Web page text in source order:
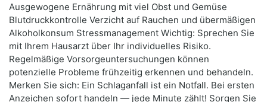
Ausgewogene Ernährung mit viel Obst und Gemüse
Blutdruckkontrolle Verzicht auf Rauchen und übermäßigen
Alkoholkonsum Stressmanagement Wichtig: Sprechen Sie
mit Ihrem Hausarzt über Ihr individuelles Risiko.
Regelmäßige Vorsorgeuntersuchungen können
potenzielle Probleme frühzeitig erkennen und behandeln.
Merken Sie sich: Ein Schlaganfall ist ein Notfall. Bei ersten
Anzeichen sofort handeln — jede Minute zählt! Sorgen Sie